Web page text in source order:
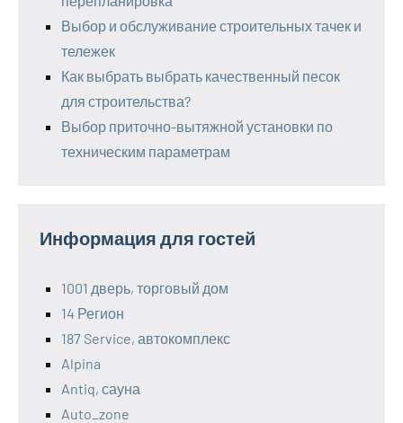
Выбор и обслуживание строительных тачек и
тележек
Как выбрать выбрать качественный песок
для строительства?
Выбор приточно-вытяжной установки по
техническим параметрам
Информация для гостей
1001 дверь, торговый дом
14 Регион
187 Service, автокомплекс
Alpina
Antiq, сауна
Auto_zone